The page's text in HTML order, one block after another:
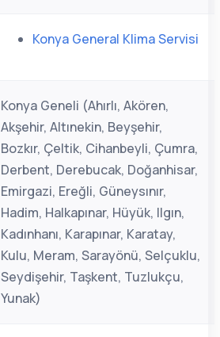
Konya General Klima Servisi
Konya Geneli (Ahırlı, Akören,
Akşehir, Altınekin, Beyşehir,
Bozkır, Çeltik, Cihanbeyli, Çumra,
Derbent, Derebucak, Doğanhisar,
Emirgazi, Ereğli, Güneysınır,
Hadim, Halkapınar, Hüyük, Ilgın,
Kadınhanı, Karapınar, Karatay,
Kulu, Meram, Sarayönü, Selçuklu,
Seydişehir, Taşkent, Tuzlukçu,
Yunak)